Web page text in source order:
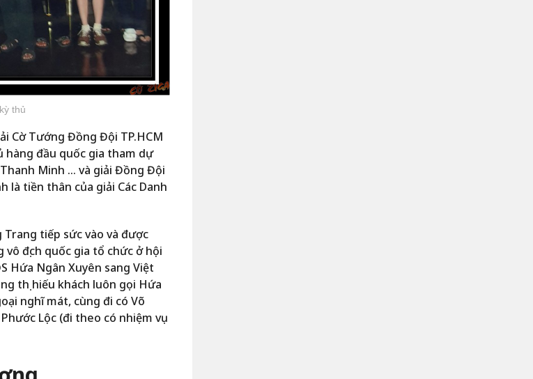
thủ
Cờ Tướng Đồng Đội TP.HCM
hàng đầu quốc gia tham dự
Minh … và giải Đồng Đội
là tiền thân của giải Các Danh
tiếp sức vào và được
địch quốc gia tổ chức ở hội
Hứa Ngân Xuyên sang Việt
thị hiếu khách luôn gọi Hứa
nghĩ mát, cùng đi có Võ
Lộc (đi theo có nhiệm vụ